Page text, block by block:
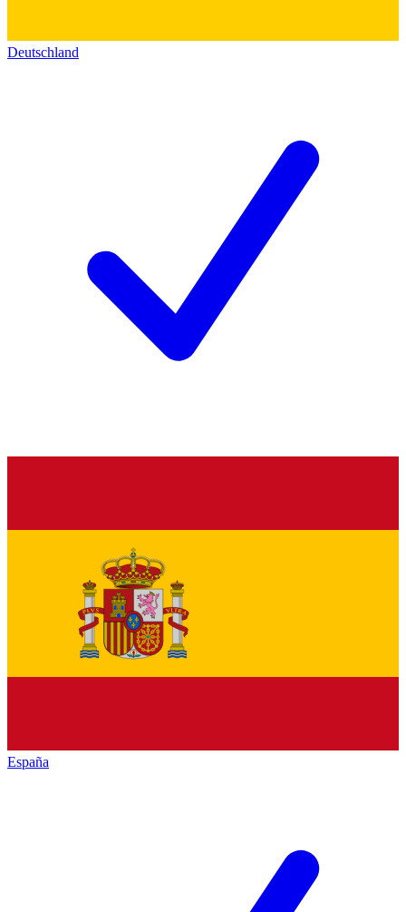
Deutschland
España